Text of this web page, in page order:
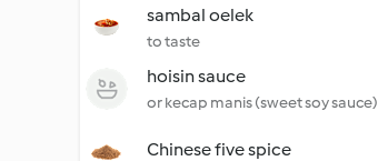
sambal oelek
to taste
hoisin sauce
or kecap manis (sweet soy sauce)
Chinese five spice